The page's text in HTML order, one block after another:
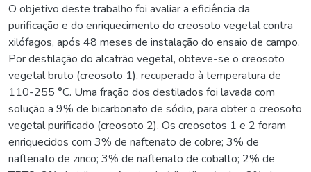
O objetivo deste trabalho foi avaliar a eficiência da
purificação e do enriquecimento do creosoto vegetal contra
xilófagos, após 48 meses de instalação do ensaio de campo.
Por destilação do alcatrão vegetal, obteve-se o creosoto
vegetal bruto (creosoto 1), recuperado à temperatura de
110-255 °C. Uma fração dos destilados foi lavada com
solução a 9% de bicarbonato de sódio, para obter o creosoto
vegetal purificado (creosoto 2). Os creosotos 1 e 2 foram
enriquecidos com 3% de naftenato de cobre; 3% de
naftenato de zinco; 3% de naftenato de cobalto; 2% de